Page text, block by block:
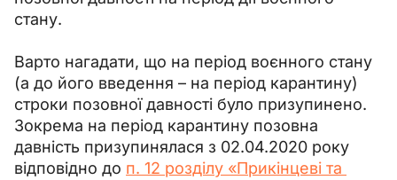
стану.
Варто нагадати, що на період воєнного стану
(а до його введення – на період карантину)
строки позовної давності було призупинено.
Зокрема на період карантину позовна
давність призупинялася з 02.04.2020 року
відповідно до п. 12 розділу «Прикінцеві та